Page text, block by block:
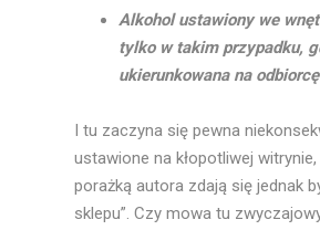
Alkohol ustawiony we
tylko w takim przypadku,
ukierunkowana na
I tu zaczyna się pewna
ustawione na kłopotliwej
porażką autora zdają się jednak
sklepu”. Czy mowa tu